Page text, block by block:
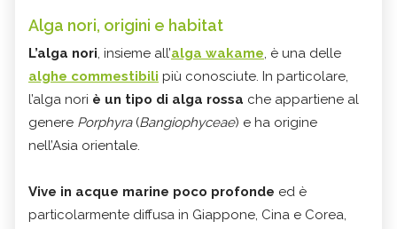
Alga nori, origini e habitat
L’alga nori, insieme all’alga wakame, è una delle
alghe commestibili più conosciute. In particolare,
l’alga nori è un tipo di alga rossa che appartiene al
genere Porphyra(Bangiophyceae) e ha origine
nell’Asia orientale.
Vive in acque marine poco profonde ed è
particolarmente diffusa in Giappone, Cina e Corea,